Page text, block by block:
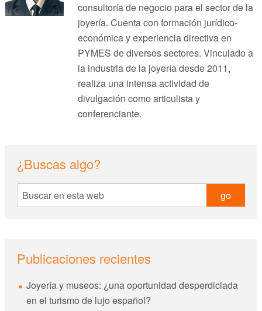
consultoría de negocio para el sector de la
joyería. Cuenta con formación jurídico-
económica y experiencia directiva en
PYMES de diversos sectores. Vinculado a
la industria de la joyería desde 2011,
realiza una intensa actividad de
divulgación como articulista y
conferenciante.
Sidebar
¿Buscas algo?
Buscar
en
Publicaciones recientes
Joyería y museos: ¿una oportunidad desperdiciada
en el turismo de lujo español?